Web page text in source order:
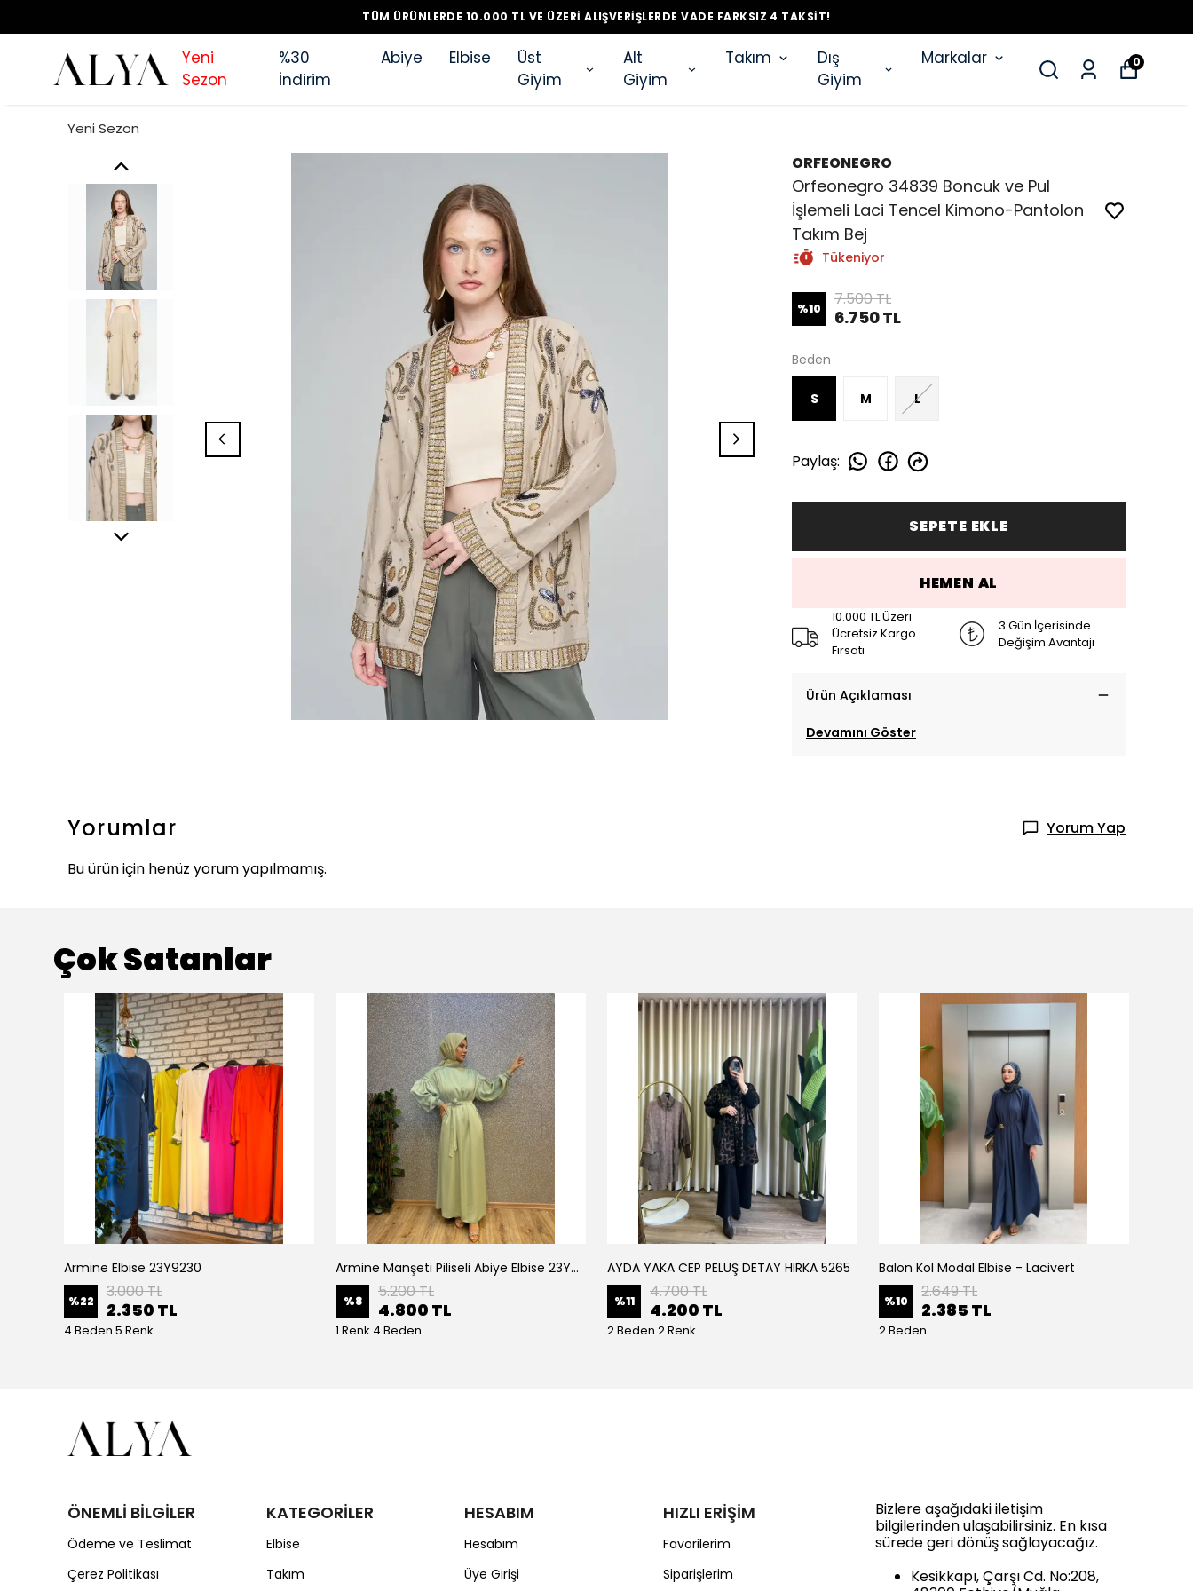
TÜM ÜRÜNLERDE 10.000 TL VE ÜZERI ALIŞVERIŞLERDE VADE FARKSIZ 4 TAKSIT!
Yeni
Sezon
%30
İndirim
Abiye Elbise
Üst
Giyim
Alt
Giyim
Takım
Dış
Giyim
Markalar 0
Yeni Sezon
ORFEONEGRO
Orfeonegro 34839 Boncuk ve Pul
İşlemeli Laci Tencel Kimono-Pantolon
Takım Bej
Tükeniyor
%10 7.500 TL
6.750 TL
Beden
S M L
Paylaş:
SEPETE EKLE
HEMEN AL
10.000 TL Üzeri
Ücretsiz Kargo
Fırsatı
3 Gün İçerisinde
Değişim Avantajı
Ürün Açıklaması
Devamını Göster
Yorumlar
Yorum Yap
Bu ürün için henüz yorum yapılmamış.
Çok Satanlar
Armine Elbise 23Y9230
%22 3.000 TL
2.350 TL
4 Beden 5 Renk
Armine Manşeti Piliseli Abiye Elbise 23Y9617
%8 5.200 TL
4.800 TL
1 Renk 4 Beden
AYDA YAKA CEP PELUŞ DETAY HIRKA 5265
%11 4.700 TL
4.200 TL
2 Beden 2 Renk
Balon Kol Modal Elbise - Lacivert
%10 2.649 TL
2.385 TL
2 Beden
ÖNEMLİ BİLGİLER
Ödeme ve Teslimat
Çerez Politikası
KATEGORİLER
Elbise
Takım
HESABIM
Hesabım
Üye Girişi
HIZLI ERİŞİM
Favorilerim
Siparişlerim
Bizlere aşağıdaki iletişim
bilgilerinden ulaşabilirsiniz. En kısa
sürede geri dönüş sağlayacağız.
Kesikkapı, Çarşı Cd. No:208,